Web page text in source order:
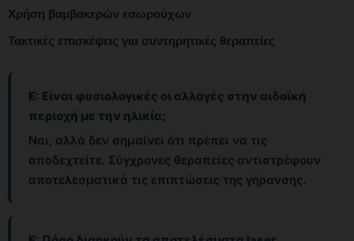
Χρήση βαμβακερών εσωρούχων
Τακτικές επισκέψεις για συντηρητικές θεραπείες
Ε: Είναι φυσιολογικές οι αλλαγές στην αιδοϊκή
περιοχή με την ηλικία;
Ναι, αλλά δεν σημαίνει ότι πρέπει να τις
αποδεχτείτε. Σύγχρονες θεραπείες αντιστρέφουν
αποτελεσματικά τις επιπτώσεις της γήρανσης.